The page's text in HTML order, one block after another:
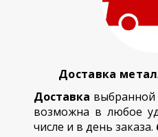
Доставка
Доставка выбранной
возможна в любое
числе и в день заказа.